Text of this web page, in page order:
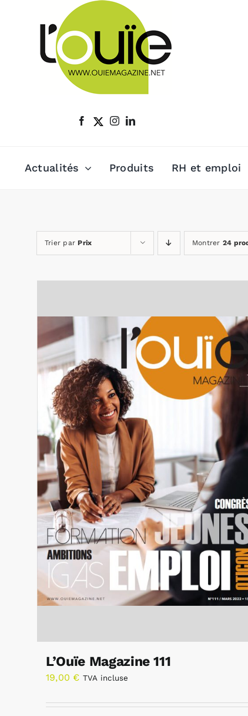
Actualités Produits RH et emploi
Trier parPrix Montrer 24
L’Ouïe Magazine 111
19,00 € TVA incluse